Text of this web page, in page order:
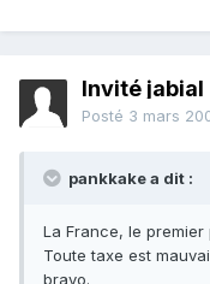
Invité jabial
Posté 3 mars
pankkake a dit :
La France, le
Toute taxe est
bravo.